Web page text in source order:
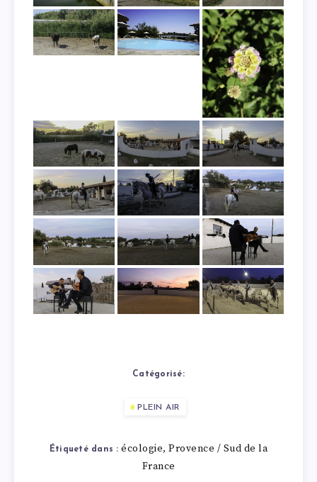
Catégorisé:
PLEIN AIR
Étiqueté dans : écologie,Provence / Sud de la
France